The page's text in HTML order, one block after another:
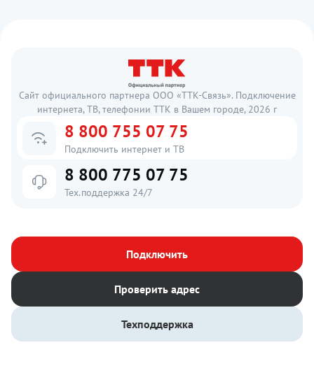
Сайт официального партнера ООО «ТТК-Связь». Подключение
интернета, ТВ, телефонии ТТК в Вашем городе, 2026 г
8 800 755 07 75
Подключить интернет и ТВ
8 800 775 07 75
Тех.поддержка 24/7
Подключить
Проверить адрес
Техподдержка